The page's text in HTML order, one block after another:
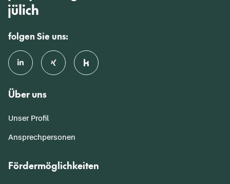
folgen Sie uns:
Über uns
Unser Profil
Ansprechpersonen
Fördermöglichkeiten